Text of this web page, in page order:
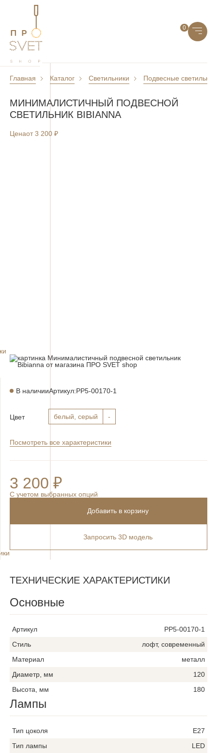
0
Главная Каталог Светильники Подвесные
МИНИМАЛИСТИЧНЫЙ ПОДВЕСНОЙ
СВЕТИЛЬНИК BIBIANNA
Ценаот 3 200 ₽
В наличииАртикул:PP5-00170-1
Цвет белый, серый -
Посмотреть все характеристики
3 200 ₽
C учетом выбранных опций
Добавить в корзину
Запросить 3D модель
ТЕХНИЧЕСКИЕ ХАРАКТЕРИСТИКИ
Основные
Артикул
PP5-00170-1
Стиль
лофт, современный
Материал
металл
Диаметр, мм
120
Высота, мм
180
Лампы
Тип цоколя
E27
Тип лампы
LED